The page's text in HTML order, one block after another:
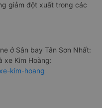
giảm đột xuất trong các
ở Sân bay Tân Sơn Nhất:
xe Kim Hoàng:
kim-hoang